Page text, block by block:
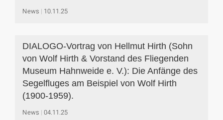
News 10.11.25
DIALOGO-Vortrag von Hellmut Hirth (Sohn
von Wolf Hirth & Vorstand des Fliegenden
Museum Hahnweide e. V.): Die Anfänge des
Segelfluges am Beispiel von Wolf Hirth
(1900-1959).
News 04.11.25